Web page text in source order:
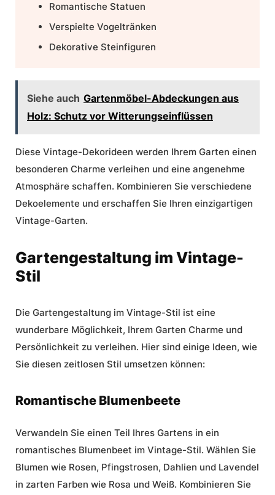
Romantische Statuen
Verspielte Vogeltränken
Dekorative Steinfiguren
Siehe auch Gartenmöbel-Abdeckungen aus
Holz: Schutz vor Witterungseinflüssen
Diese Vintage-Dekorideen werden Ihrem Garten einen
besonderen Charme verleihen und eine angenehme
Atmosphäre schaffen. Kombinieren Sie verschiedene
Dekoelemente und erschaffen Sie Ihren einzigartigen
Vintage-Garten.
Gartengestaltung im Vintage-
Stil
Die Gartengestaltung im Vintage-Stil ist eine
wunderbare Möglichkeit, Ihrem Garten Charme und
Persönlichkeit zu verleihen. Hier sind einige Ideen, wie
Sie diesen zeitlosen Stil umsetzen können:
Romantische Blumenbeete
Verwandeln Sie einen Teil Ihres Gartens in ein
romantisches Blumenbeet im Vintage-Stil. Wählen Sie
Blumen wie Rosen, Pfingstrosen, Dahlien und Lavendel
in zarten Farben wie Rosa und Weiß. Kombinieren Sie